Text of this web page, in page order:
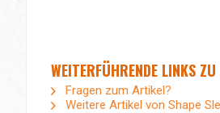
WEITERFÜHRENDE LINKS
Fragen zum Artikel?
Weitere Artikel von Shape